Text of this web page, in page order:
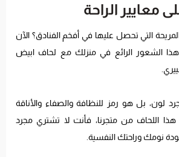
معايير الراحة
التي تحصل عليها في أفخم الفنادق؟ الآن
الشعور الرائع في منزلك مع لحاف ابيض
لون، بل هو رمز للنظافة والصفاء والأناقة
هذا اللحاف من متجرنا، فأنت لا تشتري مجرد
نومك وراحتك النفسية.